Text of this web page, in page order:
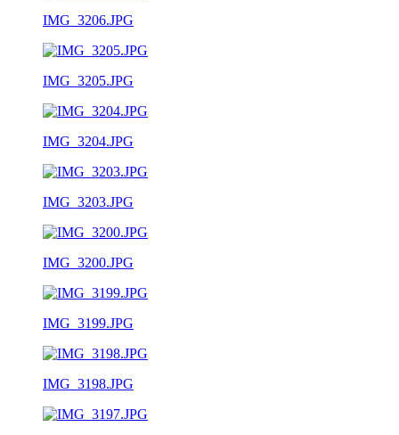
IMG_3206.JPG
IMG_3205.JPG
IMG_3204.JPG
IMG_3203.JPG
IMG_3200.JPG
IMG_3199.JPG
IMG_3198.JPG